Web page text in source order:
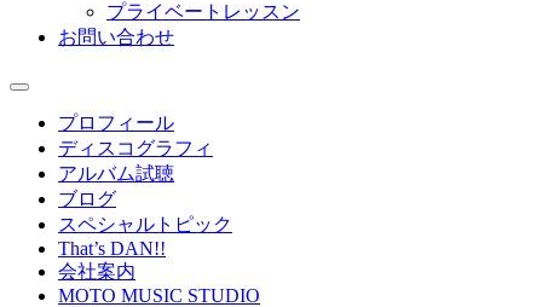
プライベートレッスン
お問い合わせ
プロフィール
ディスコグラフィ
アルバム試聴
ブログ
スペシャルトピック
That’s DAN!!
会社案内
MOTO MUSIC STUDIO